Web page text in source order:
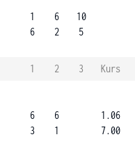
1
6
6
2
10
5
1 2 3
Kurs
6
3
6
1
1.06
7.00